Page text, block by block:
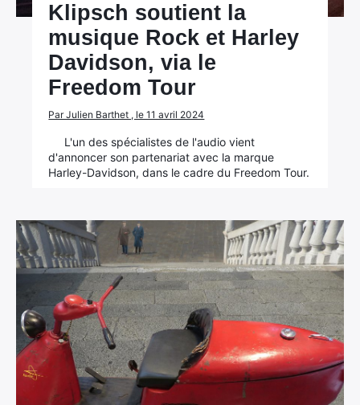
Klipsch soutient la
musique Rock et Harley
Davidson, via le
Freedom Tour
Par Julien Barthet , le 11 avril 2024
L'un des spécialistes de l'audio vient
d'annoncer son partenariat avec la marque
Harley-Davidson, dans le cadre du Freedom Tour.